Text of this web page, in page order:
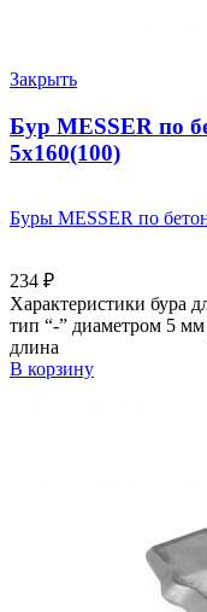
Закрыть
Бур MESSER по
5х160(100)
Буры MESSER по
234 ₽
Характеристики бура
тип “-” диаметром 5
длина
В корзину